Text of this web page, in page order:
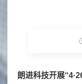
朗进科技